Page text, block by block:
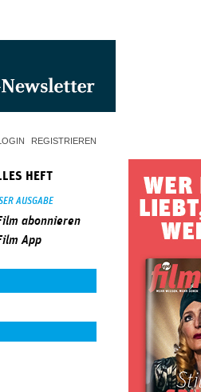
REGISTRIEREN
HEFT
AUSGABE
abonnieren
App